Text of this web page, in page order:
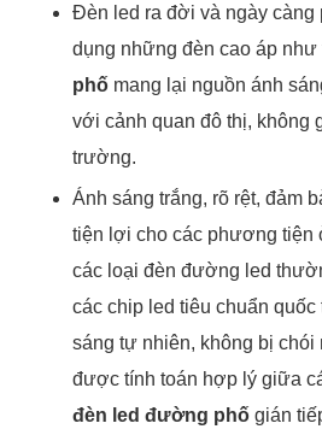
Đèn led ra đời và ngày càng
dụng những đèn cao áp
phố mang lại nguồn ánh
với cảnh quan đô thị, không
trường.
Ánh sáng trắng, rõ rệt, đảm
tiện lợi cho các phương tiện
các loại đèn đường led
các chip led tiêu chuẩn quốc
sáng tự nhiên, không bị chói
được tính toán hợp lý giữa
đèn led đường phố gián